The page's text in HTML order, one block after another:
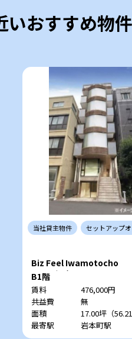
いおすすめ物件
当社貸主物件 セットアップ
Biz Feel Iwamotocho
田TYビル）
B1階
賃料
476,000円
共益費
無
面積
17.00坪（
最寄駅
岩本町駅